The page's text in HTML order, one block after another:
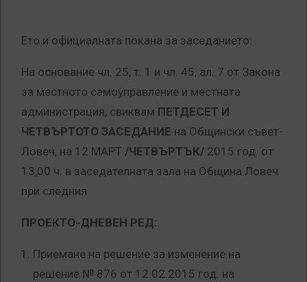
Ето и официалната покана за заседанието:
На основание чл. 25, т. 1 и чл. 45, ал. 7 от Закона
за местното самоуправление и местната
администрация, свиквам ПЕТДЕСЕТ И
ЧЕТВЪРТОТО ЗАСЕДАНИЕ на Общински съвет-
Ловеч, на 12 МАРТ /ЧЕТВЪРТЪК/ 2015 год. от
13,00 ч. в заседателната зала на Община Ловеч
при следния
ПРОЕКТО-ДНЕВЕН РЕД:
Приемане на решение за изменение на
решение № 876 от 12.02.2015 год. на